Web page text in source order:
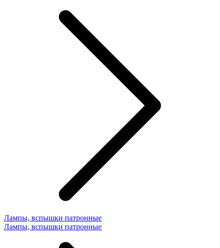
Лампы, вспышки патронные
Лампы, вспышки патронные